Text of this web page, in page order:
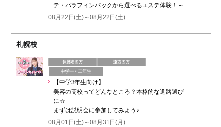
テ・パラフィンパックから選べるエステ体験！～
08月22日(土)～08月22日(土)
札幌校
【中学3年生向け】
美容の高校ってどんなところ？本格的な進路選び
に☆
まずは説明会に参加してみよう♪
08月01日(土)～08月31日(月)